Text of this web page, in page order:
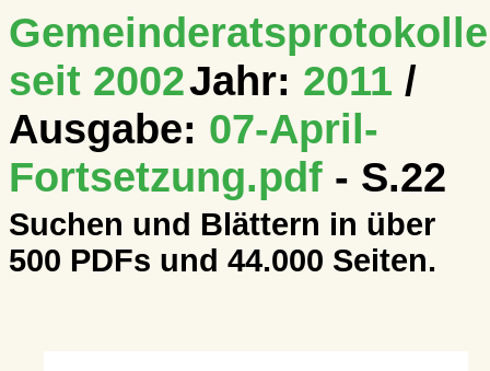
Gemeinderatsprotokolle
seit 2002Jahr: 2011 /
Ausgabe: 07-April-
Fortsetzung.pdf - S.22
Suchen und Blättern in über
500 PDFs und 44.000 Seiten.